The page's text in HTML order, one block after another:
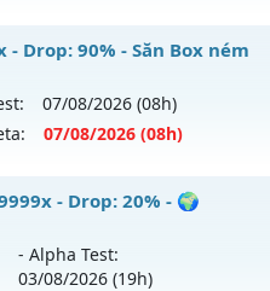
Chơi Cực Cuốn
chủLORENCIA vào 13h
- Drop: 90% - Săn Box ném
07/08/2026 (08h)
07/08/2026 (08h)
- Tặng VIP CODE
chủ
Gắn Kết
- Drop: 20% - 🌍
- Alpha Test:
03/08/2026 (19h)